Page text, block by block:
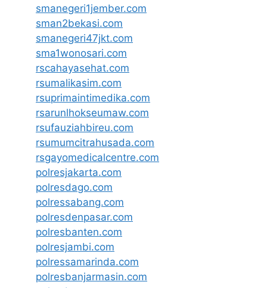
smanegeri1jember.com
sman2bekasi.com
smanegeri47jkt.com
sma1wonosari.com
rscahayasehat.com
rsumalikasim.com
rsuprimaintimedika.com
rsarunlhokseumaw.com
rsufauziahbireu.com
rsumumcitrahusada.com
rsgayomedicalcentre.com
polresjakarta.com
polresdago.com
polressabang.com
polresdenpasar.com
polresbanten.com
polresjambi.com
polressamarinda.com
polresbanjarmasin.com